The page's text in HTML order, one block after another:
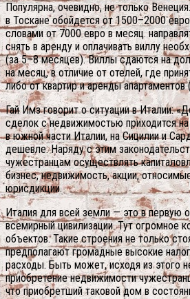
Популярна, очевидно, не только
в Тоскане обойдется от 1500–2000
словами от 7000 евро в месяц.
снять в аренду и оплачивать виллу
(за 5–8 месяцев). Виллы сдаются на
на месяц, в отличие от отелей, где
либо от квартир и аренды
Гай Имз говорит о ситуации в Италии:
сделок с недвижимостью приходится
в южной части Италии, на Сицилии и
дешевле. Наряду с этим
чужестранцам осуществлять
бизнес, недвижимость, акции,
юрисдикции.
Италия для всей земли — это в первую
всемирный цивилизации. Тут огромное
объектов. Такие строения не только
предполагают громадные высокие
расходы. Быть может, исходя из этого
приобретение недвижимости
что приобретший таковой дом в